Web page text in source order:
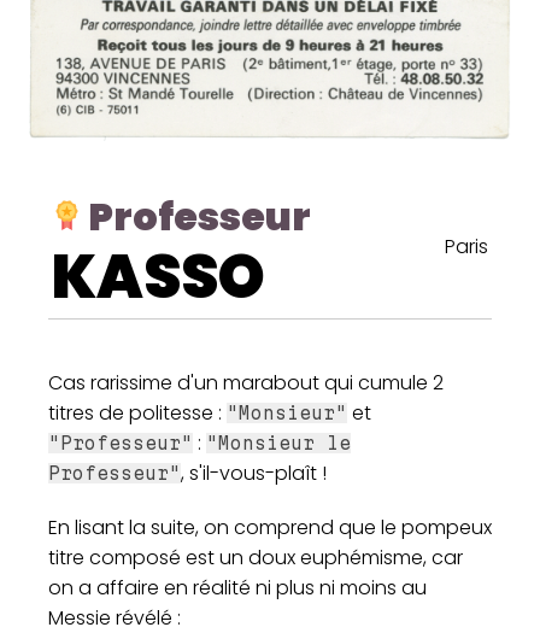
Professeur
KASSO Paris
Cas rarissime d'un marabout qui cumule 2
titres de politesse : "Monsieur" et
"Professeur" : "Monsieur le
Professeur", s'il-vous-plaît !
En lisant la suite, on comprend que le pompeux
titre composé est un doux euphémisme, car
on a affaire en réalité ni plus ni moins au
Messie révélé :